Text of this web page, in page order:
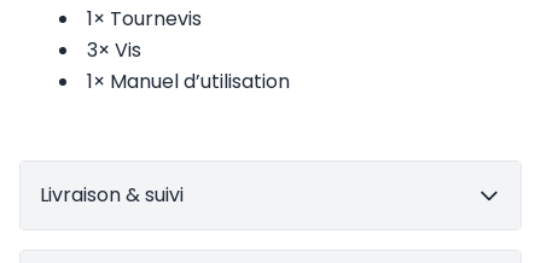
1× Tournevis
3× Vis
1× Manuel d’utilisation
Livraison & suivi